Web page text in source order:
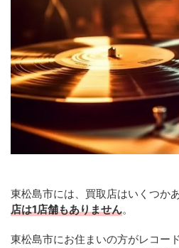
東松島市には、買取店はいくつか
店は1店舗もありません。
東松島市にお住まいの方がレコー